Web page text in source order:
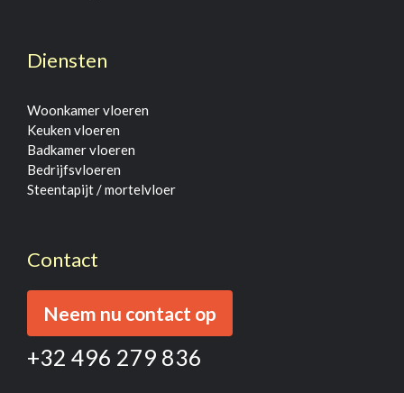
Diensten
Woonkamer vloeren
Keuken vloeren
Badkamer vloeren
Bedrijfsvloeren
Steentapijt / mortelvloer
Contact
Neem nu contact op
+32 496 279 836